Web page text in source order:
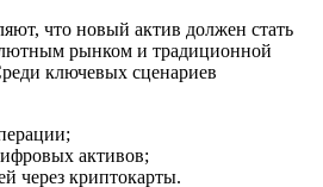
что новый актив должен стать
рынком и традиционной
ключевых сценариев
активов;
через криптокарты.